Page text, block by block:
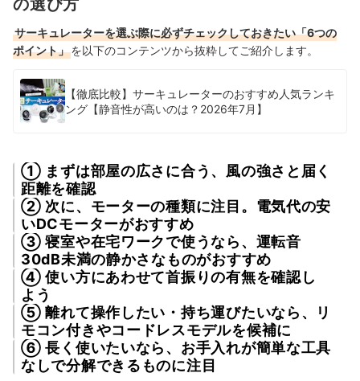
の選び方
サーキュレーターを選ぶ際に必ずチェックしておきたい「6つの
ポイント」を以下のコンテンツから抜粋してご紹介します。
【徹底比較】サーキュレーターのおすすめ人気ランキ
ング【静音性が高いのは？2026年7月】
① まずは部屋の広さに合う、風の強さと届く
距離を確認
② 次に、モーターの種類に注目。電気代の安
いDCモーターがおすすめ
③ 寝室や在宅ワークで使うなら、運転音
30dB未満の静かさなものがおすすめ
④ 使い方にあわせて首振りの有無を確認し
よう
⑤ 離れて操作したい・持ち運びたいなら、リ
モコン付きやコードレスモデルを候補に
⑥ 長く使いたいなら、お手入れが簡単な工具
なしで分解できるものに注目